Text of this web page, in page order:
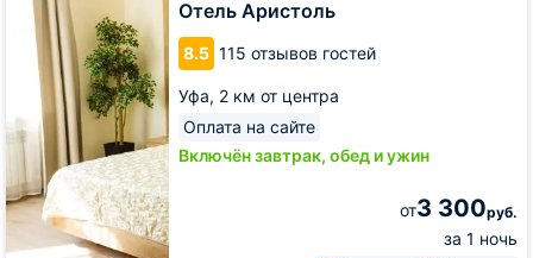
Отель Аристоль
8.5 115 отзывов гостей
Уфа, 2 км от центра
Оплата на сайте
Включён завтрак, обед и ужин
от3 300руб.
за 1 ночь